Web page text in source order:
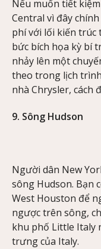
Nếu muốn tiết
Central vì đây
phí với lối kiến trúc
bức bích họa kỳ bí
nhảy lên một
theo trong lịch
nhà Chrysler, cách
9. Sông Hudson
Người dân New
sông Hudson. Bạn
West Houston để
ngược trên sông,
khu phố Little Italy
trưng của Italy.